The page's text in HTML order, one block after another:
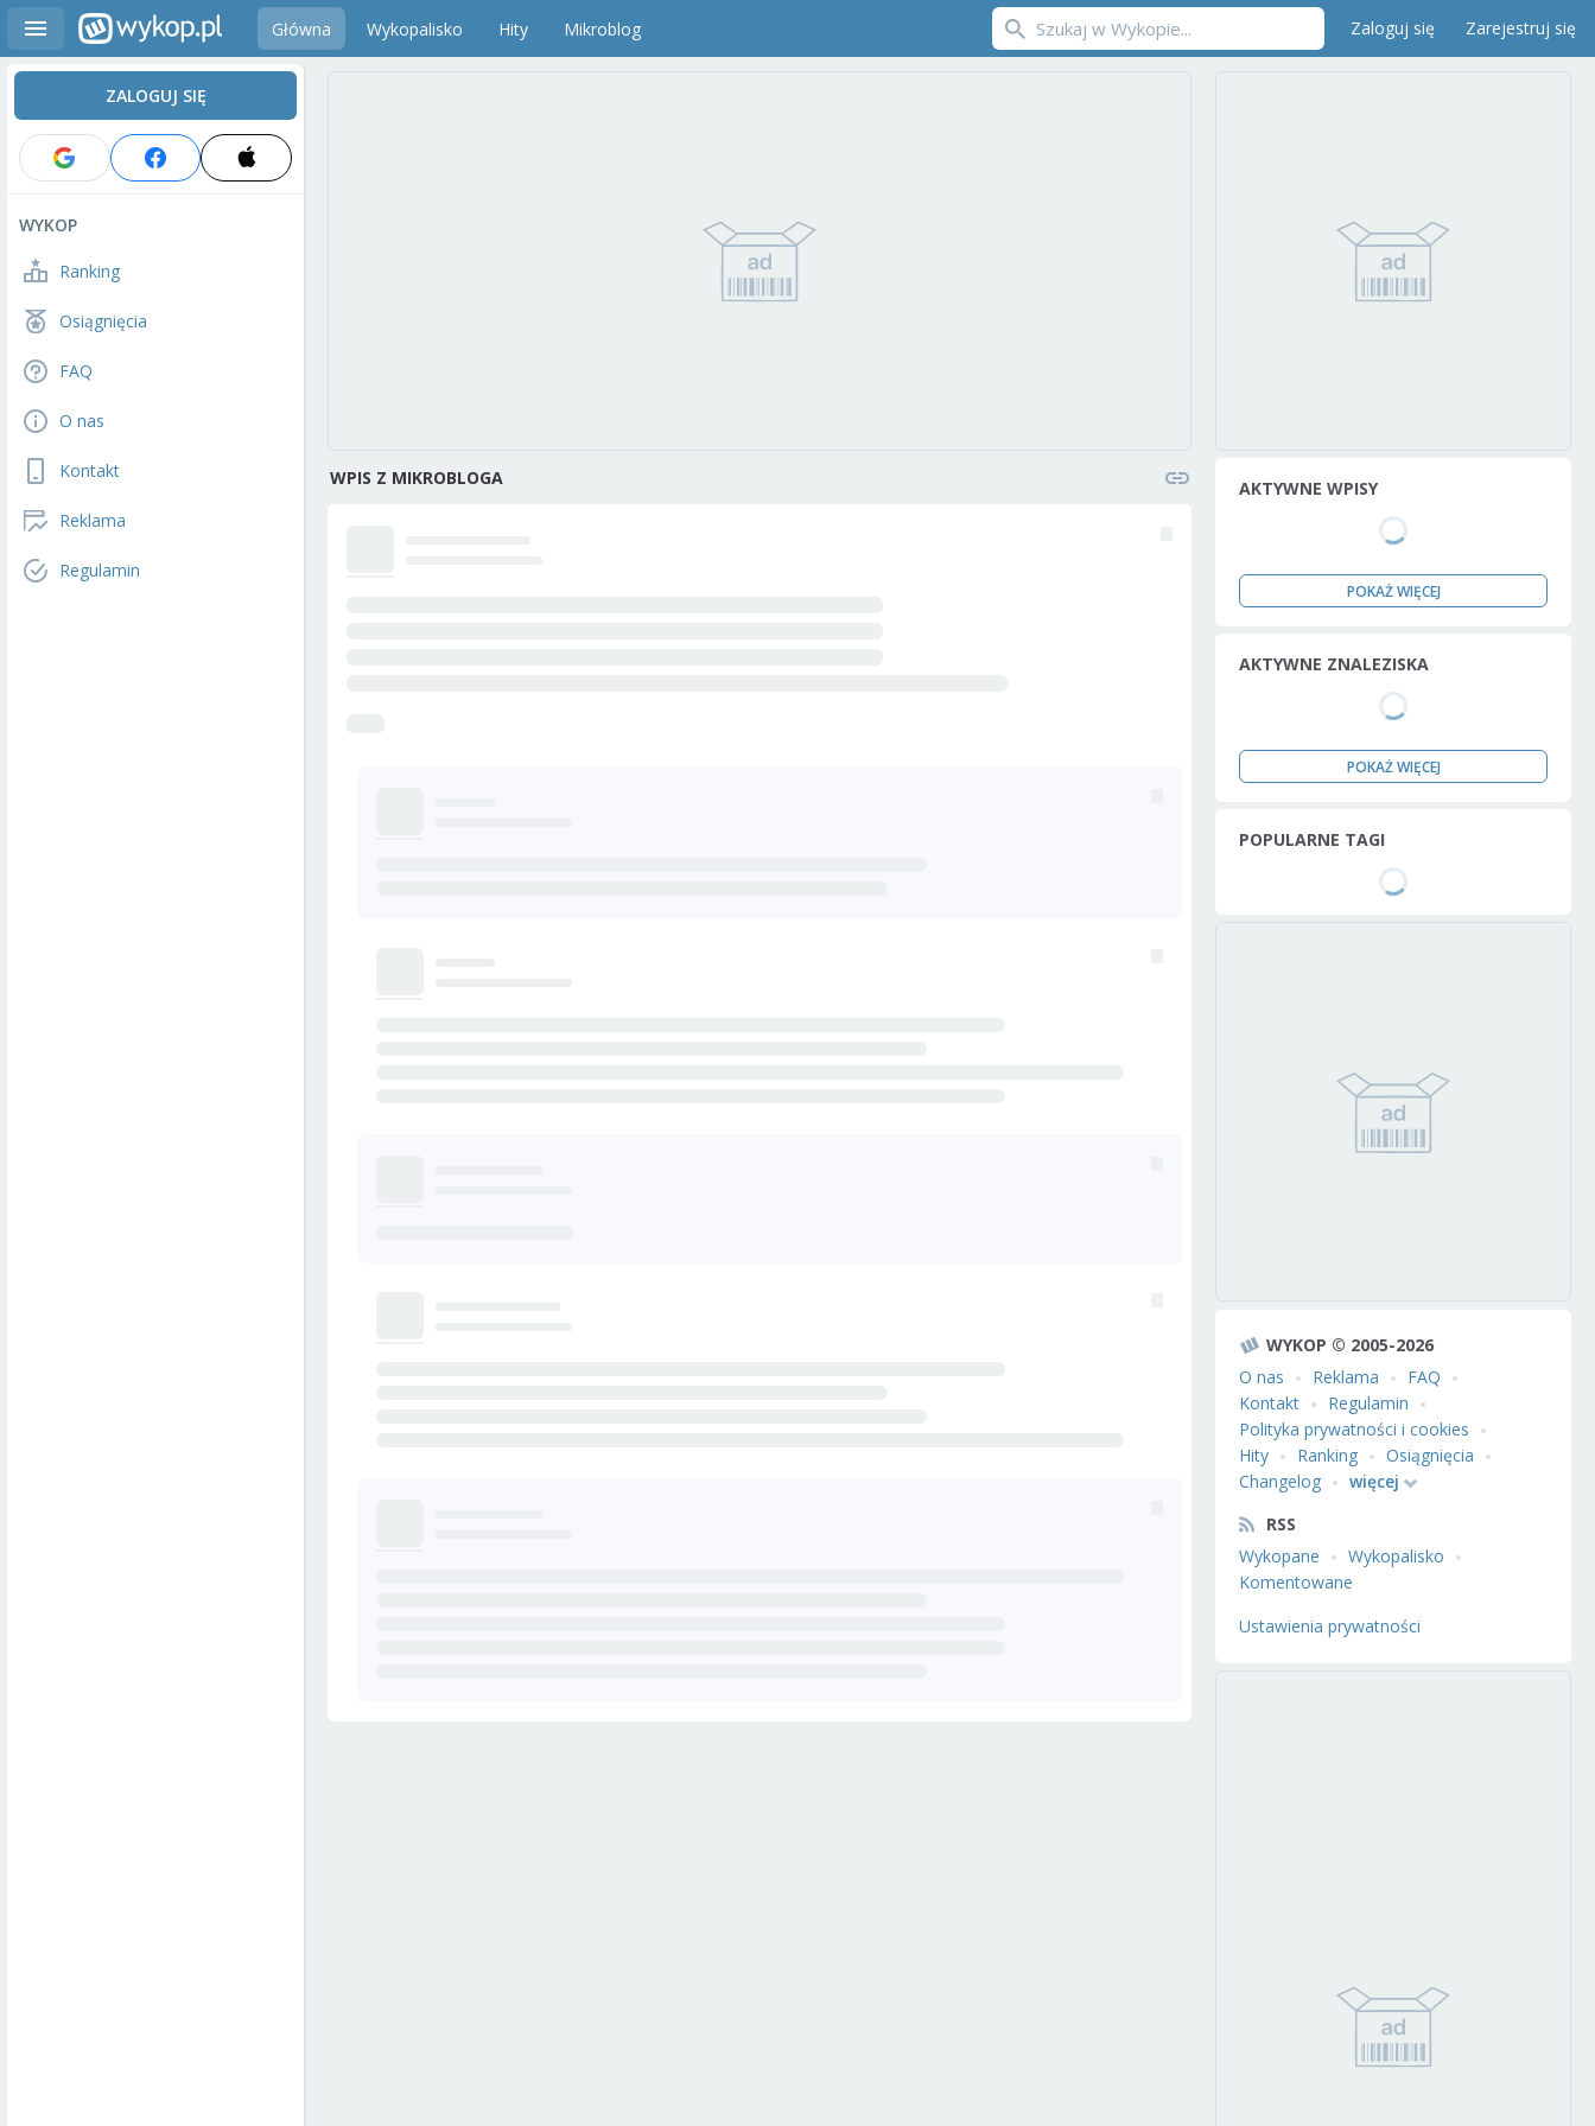
Główna Wykopalisko Hity Mikroblog Zaloguj się Zarejestruj się
ZALOGUJ SIĘ
WYKOP
Ranking
Osiągnięcia
FAQ
O nas
Kontakt
Reklama
Regulamin
WPIS Z MIKROBLOGA AKTYWNE WPISY
POKAŻ WIĘCEJ
AKTYWNE ZNALEZISKA
POKAŻ WIĘCEJ
POPULARNE TAGI
WYKOP © 2005-2026
O nas
Reklama
FAQ
Kontakt
Regulamin
Polityka prywatności i cookies
Hity
Ranking
Osiągnięcia
Changelog
więcej
RSS
Wykopane
Wykopalisko
Komentowane
Ustawienia prywatności